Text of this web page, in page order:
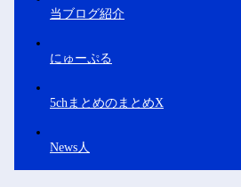
当ブログ紹介
にゅーぷる
5chまとめのまとめX
News人